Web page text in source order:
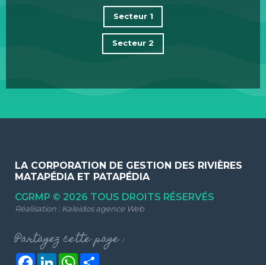
Secteur 1
Secteur 2
LA CORPORATION DE GESTION DES RIVIÈRES
MATAPÉDIA ET PATAPÉDIA
CGRMP © 2026 TOUS DROITS RÉSERVÉS
Réalisation :Kaleidos agence Web
Partagez cette page :
FacebookLinkedInWhatsApp
Share